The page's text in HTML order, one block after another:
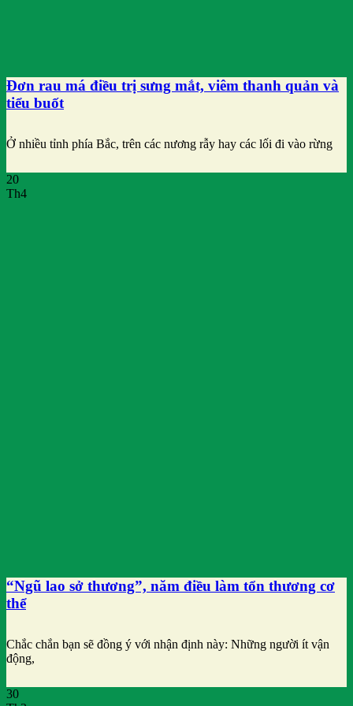
Đơn rau má điều trị sưng mắt, viêm thanh quản và
tiểu buốt
Ở nhiều tỉnh phía Bắc, trên các nương rẫy hay các lối đi vào rừng
20
Th4
“Ngũ lao sở thương”, năm điều làm tổn thương cơ
thể
Chắc chắn bạn sẽ đồng ý với nhận định này: Những người ít vận
động,
30